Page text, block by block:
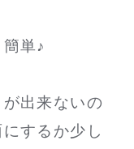
単♪
出来ないの
するか少し